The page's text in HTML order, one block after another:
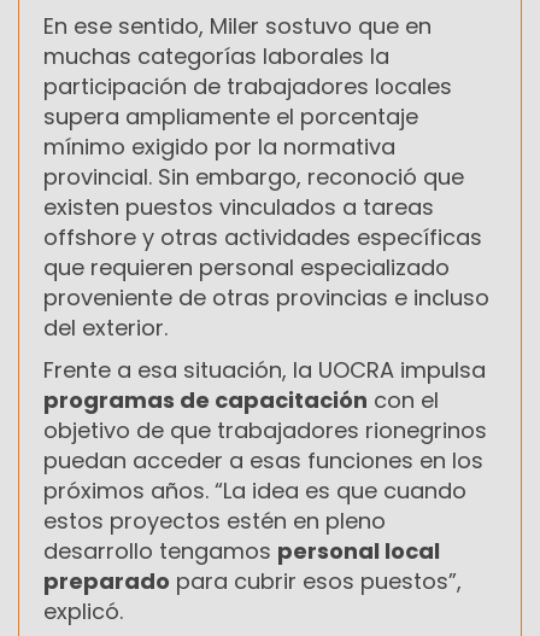
En ese sentido, Miler sostuvo que en
muchas categorías laborales la
participación de trabajadores locales
supera ampliamente el porcentaje
mínimo exigido por la normativa
provincial. Sin embargo, reconoció que
existen puestos vinculados a tareas
offshore y otras actividades específicas
que requieren personal especializado
proveniente de otras provincias e incluso
del exterior.
Frente a esa situación, la UOCRA impulsa
programas de capacitación con el
objetivo de que trabajadores rionegrinos
puedan acceder a esas funciones en los
próximos años. “La idea es que cuando
estos proyectos estén en pleno
desarrollo tengamos personal local
preparado para cubrir esos puestos”,
explicó.